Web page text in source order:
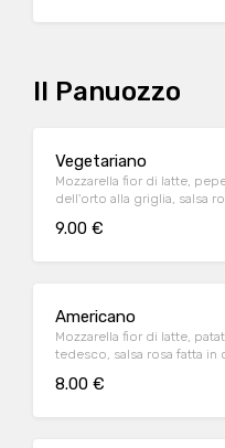
Il Panuozzo
Vegetariano
Mozzarella fior di latte,
dell'orto alla griglia, salsa
9.00 €
Americano
Mozzarella fior di latte,
tedesco, salsa rosa fatta in
8.00 €